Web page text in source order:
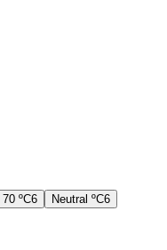
70 ºC6 Neutral ºC6